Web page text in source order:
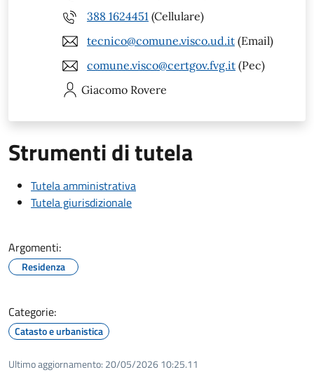
388 1624451 (Cellulare)
tecnico@comune.visco.ud.it (Email)
comune.visco@certgov.fvg.it (Pec)
Giacomo Rovere
Strumenti di tutela
Tutela amministrativa
Tutela giurisdizionale
Argomenti:
Residenza
Categorie:
Catasto e urbanistica
Ultimo aggiornamento: 20/05/2026 10:25.11